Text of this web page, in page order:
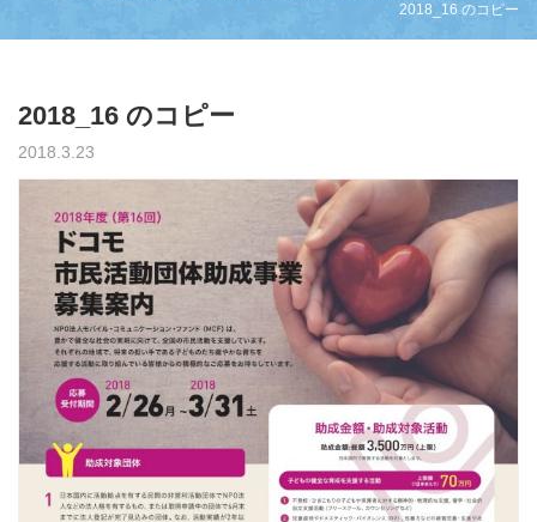
2018_16 のコピー
2018_16 のコピー
2018.3.23